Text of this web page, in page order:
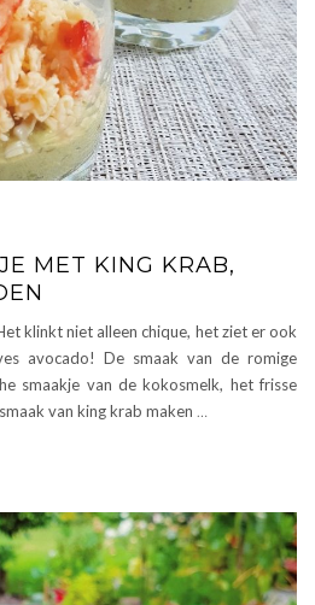
MET KING KRAB,
klinkt niet alleen chique, het ziet er ook
avocado! De smaak van de romige
smaakje van de kokosmelk, het frisse
van king krab maken …